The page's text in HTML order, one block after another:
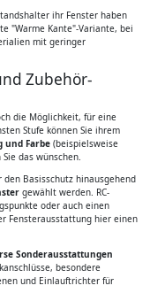
ihr Fenster haben
"Warme Kante"-Variante, bei
mit geringer
Zubehör-
die Möglichkeit, für eine
Stufe können Sie ihrem
und Farbe(beispielsweise
das wünschen.
den Basisschutz hinausgehend
gewählt werden. RC-
oder auch einen
Fensterausstattung hier einen
Sonderausstattungen
besondere
und Einlauftrichter für